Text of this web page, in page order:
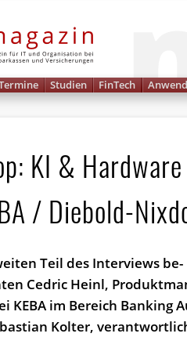
Studien FinTech
KI &
/ Diebold-
Teil des In­ter­views be­
Ced­ric Heinl,
KE­BA im Be­reich Ban­king
Kol­ter,